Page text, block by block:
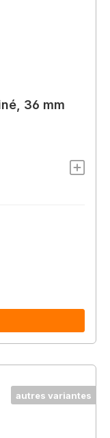
36 mm
autres variantes